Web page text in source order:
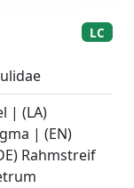
LC
| (LA)
| (EN)
Rahmstreif